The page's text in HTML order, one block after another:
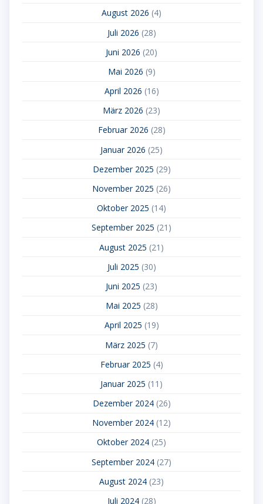
August 2026 (4)
Juli 2026 (28)
Juni 2026 (20)
Mai 2026 (9)
April 2026 (16)
März 2026 (23)
Februar 2026 (28)
Januar 2026 (25)
Dezember 2025 (29)
November 2025 (26)
Oktober 2025 (14)
September 2025 (21)
August 2025 (21)
Juli 2025 (30)
Juni 2025 (23)
Mai 2025 (28)
April 2025 (19)
März 2025 (7)
Februar 2025 (4)
Januar 2025 (11)
Dezember 2024(26)
November 2024 (12)
Oktober 2024 (25)
September 2024 (27)
August 2024 (23)
Juli 2024(28)